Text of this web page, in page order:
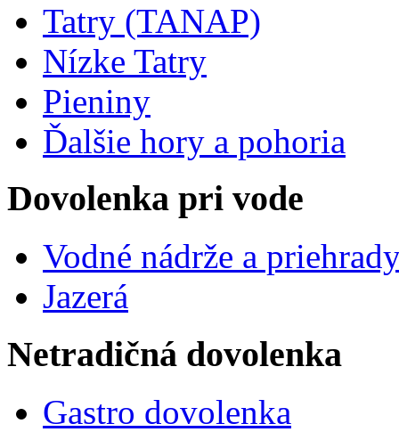
Tatry (TANAP)
Nízke Tatry
Pieniny
Ďalšie hory a pohoria
Dovolenka pri vode
Vodné nádrže a
Jazerá
Netradičná dovolenka
Gastro dovolenka